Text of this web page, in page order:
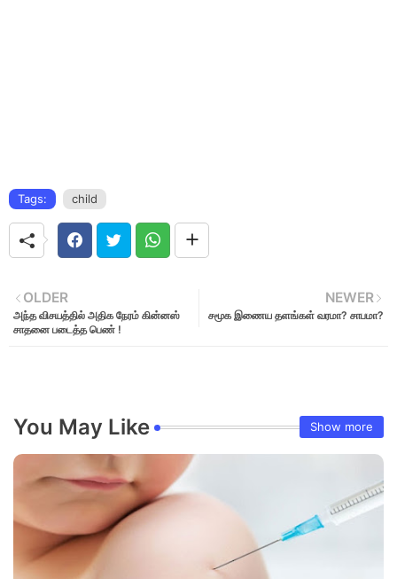
Tags: child
NEWER
சமூக இணைய தளங்கள் ‪வரமா‬? ‪சாபமா‬?
OLDER
அந்த விசயத்தில் அதிக நேரம் கின்னஸ்
சாதனை படைத்த பெண் !
You May Like Show more